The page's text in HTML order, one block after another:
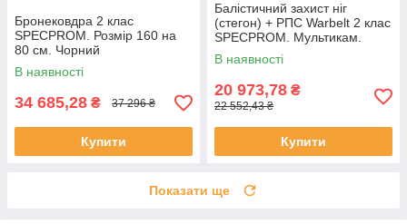
Бронековдра 2 клас
SPECPROM. Розмір 160 на
80 см. Чорний
В наявності
34 685,28 ₴ 37 296 ₴
Купити
Балістичний захист ніг
(стегон) + РПС Warbelt 2 клас
SPECPROM. Мультикам.
Розмір: L
В наявності
20 973,78 ₴
22 552,43 ₴
Купити
Показати ще